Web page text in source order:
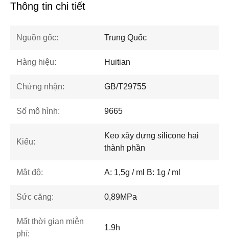
Thông tin chi tiết
Nguồn gốc: Trung Quốc
Hàng hiệu: Huitian
Chứng nhận: GB/T29755
Số mô hình: 9665
Kiểu:
Keo xây dựng silicone hai
thành phần
Mật độ: A: 1,5g / ml B: 1g / ml
Sức căng: 0,89MPa
Mất thời gian miễn
phí:
1.9h